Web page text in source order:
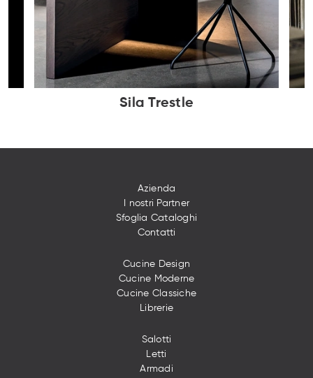
Sila Trestle
Azienda
I nostri Partner
Sfoglia Cataloghi
Contatti
Cucine Design
Cucine Moderne
Cucine Classiche
Librerie
Salotti
Letti
Armadi